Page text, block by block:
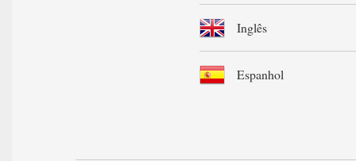
Inglês
Espanhol